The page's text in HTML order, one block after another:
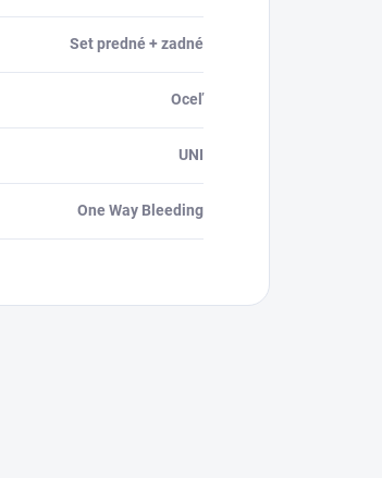
Set predné + zadné
Oceľ
UNI
One Way Bleeding